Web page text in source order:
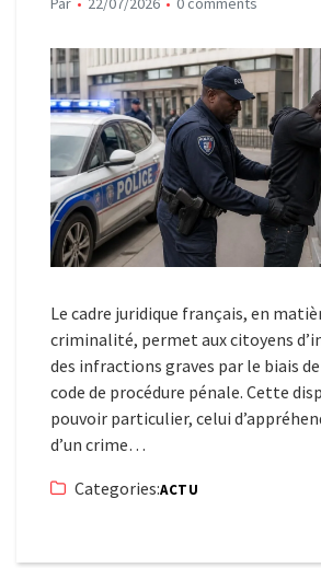
Le cadre juridique français, en
criminalité, permet aux citoyens
des infractions graves par le biais
code de procédure pénale. Cette
pouvoir particulier, celui
d’un crime…
Categories:ACTU